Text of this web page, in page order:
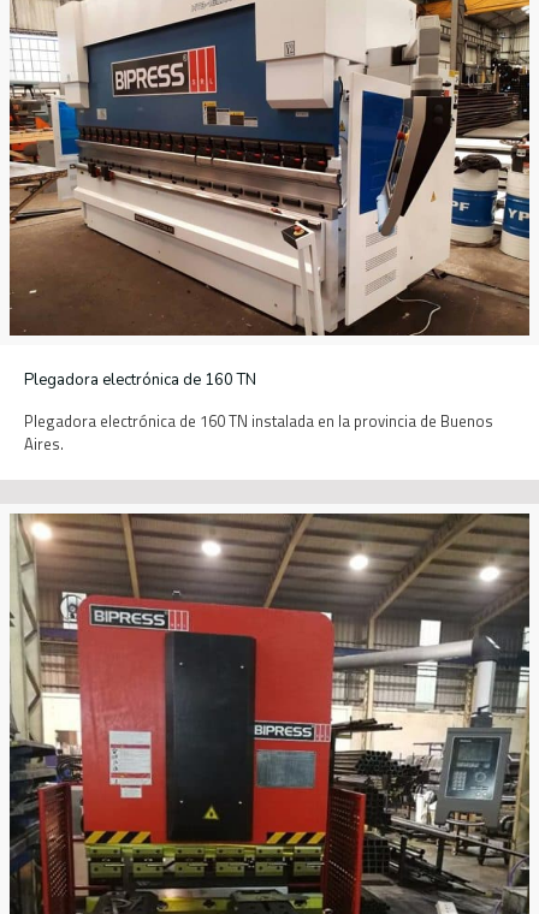
Plegadora electrónica de 160 TN
Plegadora electrónica de 160 TN instalada en la provincia de Buenos
Aires.